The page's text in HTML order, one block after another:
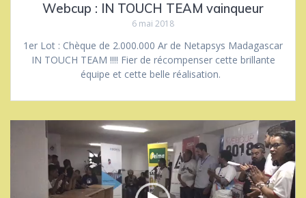
Webcup : IN TOUCH TEAM vainqueur
6 mai 2018
1er Lot : Chèque de 2.000.000 Ar de Netapsys Madagascar
IN TOUCH TEAM !!!! Fier de récompenser cette brillante
équipe et cette belle réalisation.